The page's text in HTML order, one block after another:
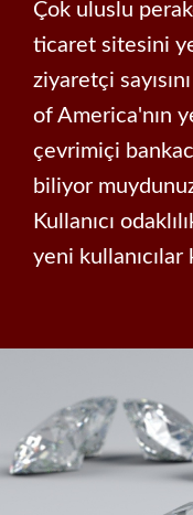
Çok uluslu
ticaret sitesini
ziyaretçi
of America'nın
çevrimiçi
biliyor
Kullanıcı
yeni kullanıcılar